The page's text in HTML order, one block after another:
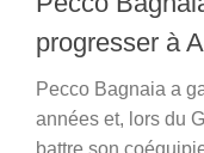
progresser à
Pecco Bagnaia a
années et, lors du
battre son